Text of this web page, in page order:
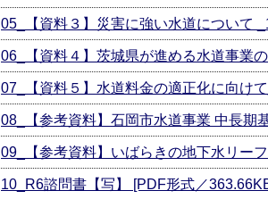
05_【資料３】災害に強い水道について
06_【資料４】茨城県が進める水道事業
07_【資料５】水道料金の適正化に向け
08_【参考資料】石岡市水道事業 中長期
09_【参考資料】いばらきの地下水リー
10_R6諮問書【写】 [PDF形式／